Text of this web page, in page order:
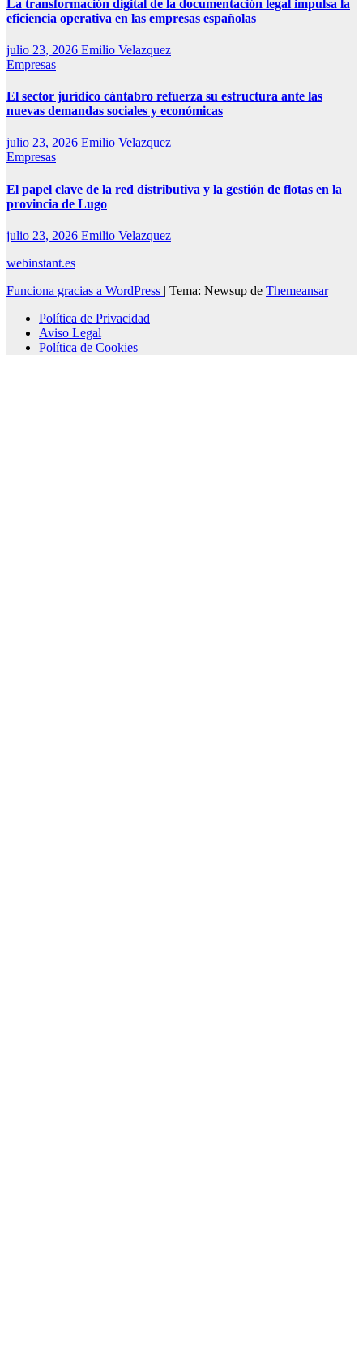
La transformación digital de la documentación legal impulsa la
eficiencia operativa en las empresas españolas
julio 23, 2026 Emilio Velazquez
Empresas
El sector jurídico cántabro refuerza su estructura ante las
nuevas demandas sociales y económicas
julio 23, 2026 Emilio Velazquez
Empresas
El papel clave de la red distributiva y la gestión de flotas en la
provincia de Lugo
julio 23, 2026 Emilio Velazquez
webinstant.es
Funciona gracias a WordPress | Tema: Newsup de Themeansar
Política de Privacidad
Aviso Legal
Política de Cookies